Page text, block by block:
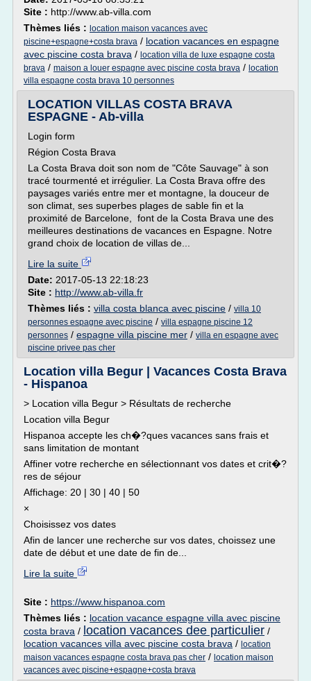
Site : http://www.ab-villa.com
Thèmes liés : location maison vacances avec
piscine+espagne+costa brava / location vacances en espagne
avec piscine costa brava / location villa de luxe espagne costa
brava / maison a louer espagne avec piscine costa brava / location
villa espagne costa brava 10 personnes
LOCATION VILLAS COSTA BRAVA
ESPAGNE - Ab-villa
Login form
Région Costa Brava
La Costa Brava doit son nom de "Côte Sauvage" à son
tracé tourmenté et irrégulier. La Costa Brava offre des
paysages variés entre mer et montagne, la douceur de
son climat, ses superbes plages de sable fin et la
proximité de Barcelone, font de la Costa Brava une des
meilleures destinations de vacances en Espagne. Notre
grand choix de location de villas de...
Lire la suite
Date: 2017-05-13 22:18:23
Site : http://www.ab-villa.fr
Thèmes liés : villa costa blanca avec piscine / villa 10
personnes espagne avec piscine / villa espagne piscine 12
personnes / espagne villa piscine mer / villa en espagne avec
piscine privee pas cher
Location villa Begur | Vacances Costa Brava
- Hispanoa
> Location villa Begur > Résultats de recherche
Location villa Begur
Hispanoa accepte les ch�?ques vacances sans frais et
sans limitation de montant
Affiner votre recherche en sélectionnant vos dates et crit�?
res de séjour
Affichage: 20 | 30 | 40 | 50
×
Choisissez vos dates
Afin de lancer une recherche sur vos dates, choissez une
date de début et une date de fin de...
Lire la suite
Site : https://www.hispanoa.com
Thèmes liés : location vacance espagne villa avec piscine
costa brava / location vacances dee particulier /
location vacances villa avec piscine costa brava / location
maison vacances espagne costa brava pas cher / location maison
vacances avec piscine+espagne+costa brava